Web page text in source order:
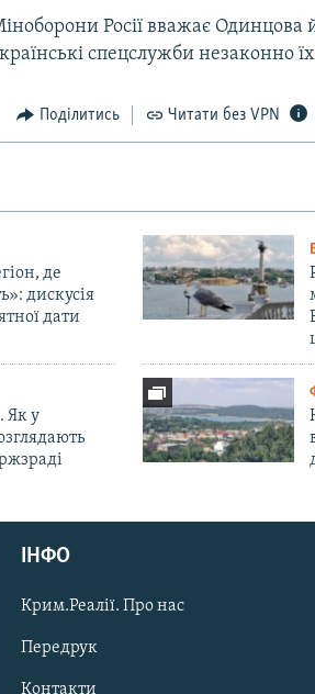
Росії вважає Одинцова
спецслужби незаконно
Поділитись Читати без VPN
де
дискусія
дати
Як у
ІНФО
Крим.Реалії. Про нас
Передрук
Контакти